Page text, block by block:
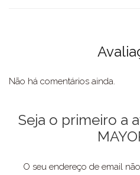
Não há comentários ainda.
Seja o primeiro a
O seu endereço de email